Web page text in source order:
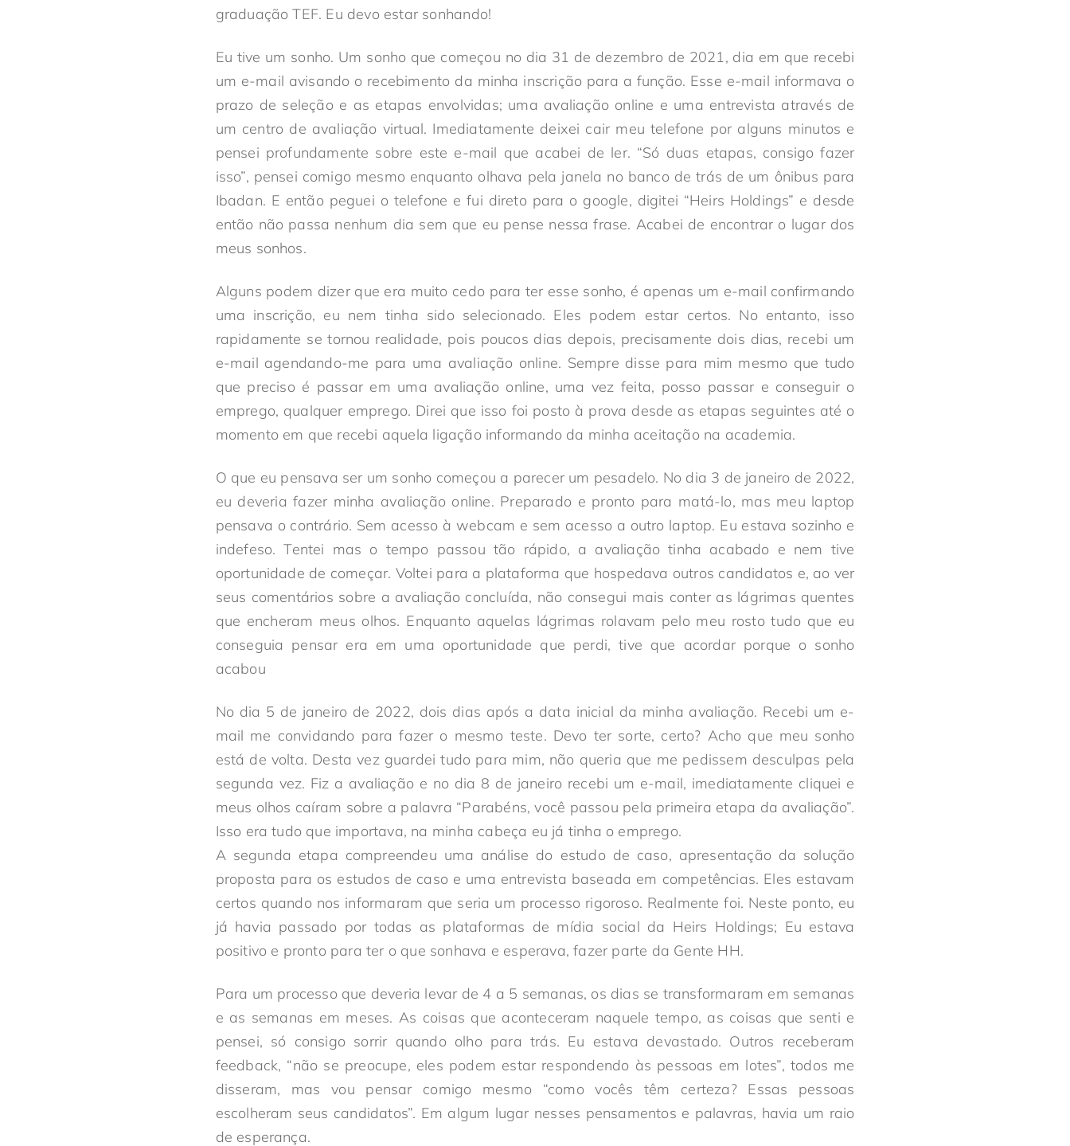
graduação TEF. Eu devo estar sonhando!
Eu tive um sonho. Um sonho que começou no dia 31 de dezembro de 2021, dia em que recebi
um e-mail avisando o recebimento da minha inscrição para a função. Esse e-mail informava o
prazo de seleção e as etapas envolvidas; uma avaliação online e uma entrevista através de
um centro de avaliação virtual. Imediatamente deixei cair meu telefone por alguns minutos e
pensei profundamente sobre este e-mail que acabei de ler. “Só duas etapas, consigo fazer
isso”, pensei comigo mesmo enquanto olhava pela janela no banco de trás de um ônibus para
Ibadan. E então peguei o telefone e fui direto para o google, digitei “Heirs Holdings” e desde
então não passa nenhum dia sem que eu pense nessa frase. Acabei de encontrar o lugar dos
meus sonhos.
Alguns podem dizer que era muito cedo para ter esse sonho, é apenas um e-mail confirmando
uma inscrição, eu nem tinha sido selecionado. Eles podem estar certos. No entanto, isso
rapidamente se tornou realidade, pois poucos dias depois, precisamente dois dias, recebi um
e-mail agendando-me para uma avaliação online. Sempre disse para mim mesmo que tudo
que preciso é passar em uma avaliação online, uma vez feita, posso passar e conseguir o
emprego, qualquer emprego. Direi que isso foi posto à prova desde as etapas seguintes até o
momento em que recebi aquela ligação informando da minha aceitação na academia.
O que eu pensava ser um sonho começou a parecer um pesadelo. No dia 3 de janeiro de 2022,
eu deveria fazer minha avaliação online. Preparado e pronto para matá-lo, mas meu laptop
pensava o contrário. Sem acesso à webcam e sem acesso a outro laptop. Eu estava sozinho e
indefeso. Tentei mas o tempo passou tão rápido, a avaliação tinha acabado e nem tive
oportunidade de começar. Voltei para a plataforma que hospedava outros candidatos e, ao ver
seus comentários sobre a avaliação concluída, não consegui mais conter as lágrimas quentes
que encheram meus olhos. Enquanto aquelas lágrimas rolavam pelo meu rosto tudo que eu
conseguia pensar era em uma oportunidade que perdi, tive que acordar porque o sonho
acabou
No dia 5 de janeiro de 2022, dois dias após a data inicial da minha avaliação. Recebi um e-
mail me convidando para fazer o mesmo teste. Devo ter sorte, certo? Acho que meu sonho
está de volta. Desta vez guardei tudo para mim, não queria que me pedissem desculpas pela
segunda vez. Fiz a avaliação e no dia 8 de janeiro recebi um e-mail, imediatamente cliquei e
meus olhos caíram sobre a palavra “Parabéns, você passou pela primeira etapa da avaliação”.
Isso era tudo que importava, na minha cabeça eu já tinha o emprego.
A segunda etapa compreendeu uma análise do estudo de caso, apresentação da solução
proposta para os estudos de caso e uma entrevista baseada em competências. Eles estavam
certos quando nos informaram que seria um processo rigoroso. Realmente foi. Neste ponto, eu
já havia passado por todas as plataformas de mídia social da Heirs Holdings; Eu estava
positivo e pronto para ter o que sonhava e esperava, fazer parte da Gente HH.
Para um processo que deveria levar de 4 a 5 semanas, os dias se transformaram em semanas
e as semanas em meses. As coisas que aconteceram naquele tempo, as coisas que senti e
pensei, só consigo sorrir quando olho para trás. Eu estava devastado. Outros receberam
feedback, “não se preocupe, eles podem estar respondendo às pessoas em lotes”, todos me
disseram, mas vou pensar comigo mesmo “como vocês têm certeza? Essas pessoas
escolheram seus candidatos”. Em algum lugar nesses pensamentos e palavras, havia um raio
de esperança.